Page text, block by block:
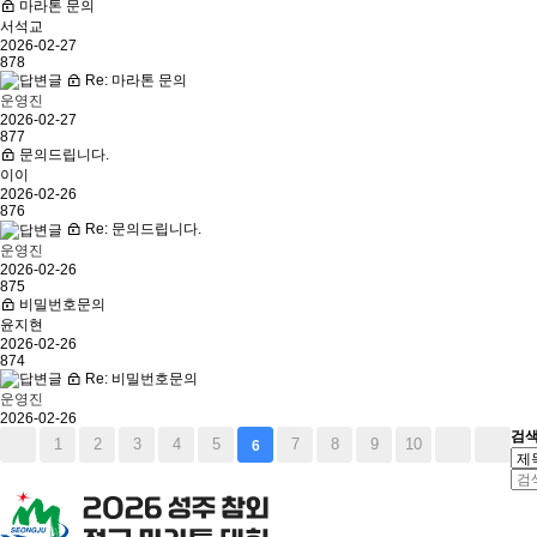
마라톤 문의
서석교
2026-02-27
878
Re: 마라톤 문의
운영진
2026-02-27
877
문의드립니다.
이이
2026-02-26
876
Re: 문의드립니다.
운영진
2026-02-26
875
비밀번호문의
윤지현
2026-02-26
874
Re: 비밀번호문의
운영진
2026-02-26
1 2 3 4 5 6 7 8 9 10 검